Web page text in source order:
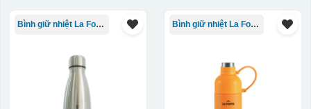
Bình giữ nhiệt La Fonte Bình giữ nhiệt La Fonte